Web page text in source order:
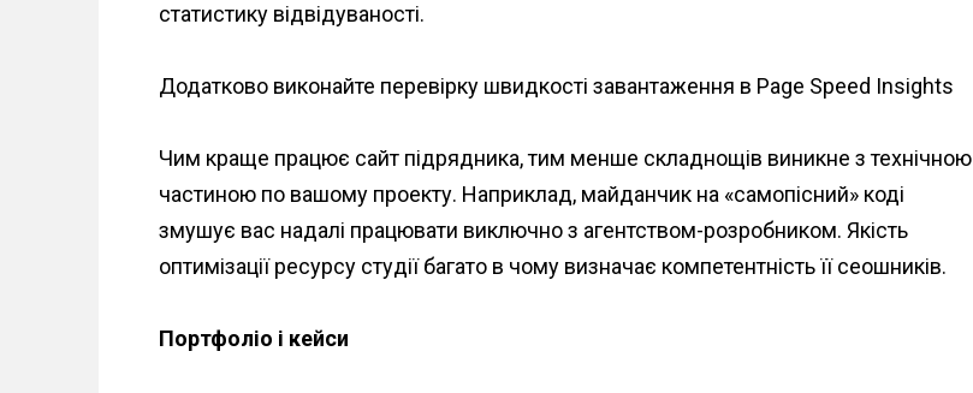
статистику відвідуваності.
Додатково виконайте перевірку швидкості завантаження в Page Speed Insights
Чим краще працює сайт підрядника, тим менше складнощів виникне з технічною
частиною по вашому проекту. Наприклад, майданчик на «самопісний» коді
змушує вас надалі працювати виключно з агентством-розробником. Якість
оптимізації ресурсу студії багато в чому визначає компетентність її сеошників.
Портфоліо і кейси